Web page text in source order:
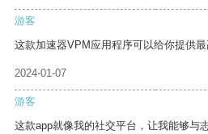
游客
这款加速器VPM应用程序可以给你提供最
2024-01-07
游客
这款app就像我的社交平台，让我能够与